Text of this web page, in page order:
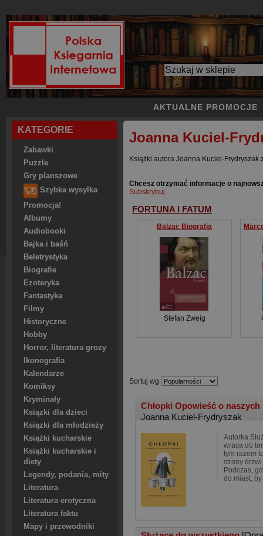
AKTUALNE PROMOCJE
KATEGORIE
Zabawki
Puzzle
Gry planszowe
Szybka wysyłka
Promocja!
Albumy
Audiobooki
Bajka i baśń
Beletrystyka
Biografie
Ezoteryka
Fantastyka
Filmy
Historyczne
Hobby
Horror, literatura grozy
Ikonografia
Kalendarze
Komiksy
Kryminały
Ksiązki dla dzieci
Ksiązki dla młodzieży
Książki kucharskie
Książki kucharskie i
diety
Legendy, podania, mity
Literatura
Literatura erotyczna
Literatura faktu
Mapy i przewodniki
Joanna Kuciel-
Książki autora Joanna Kuciel-Frydryszak
Chcesz otrzymać informacje o
Subskrybuj
FORTUNA I FATUM
Balzac Biografia
Stefan Zweig
Sortuj wg
Chłopki Opowieść o
Joanna Kuciel-Frydryszak
Autorka
wraca do
tym razem
strony drzwi
Podczas,
do miast,